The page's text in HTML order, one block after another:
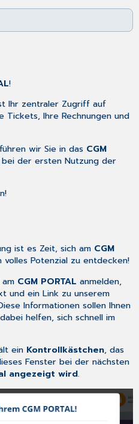
!
Ihr zentraler Zugriff auf
Tickets, Ihre Rechnungen und
wir Sie in das CGM
der ersten Nutzung der
ist es Zeit, sich am CGM
volles Potenzial zu entdecken!
CGM PORTAL anmelden,
und ein Link zu unserem
Informationen sollen Ihnen
helfen, sich schnell im
ein Kontrollkästchen, das
Fenster bei der nächsten
angezeigt wird.